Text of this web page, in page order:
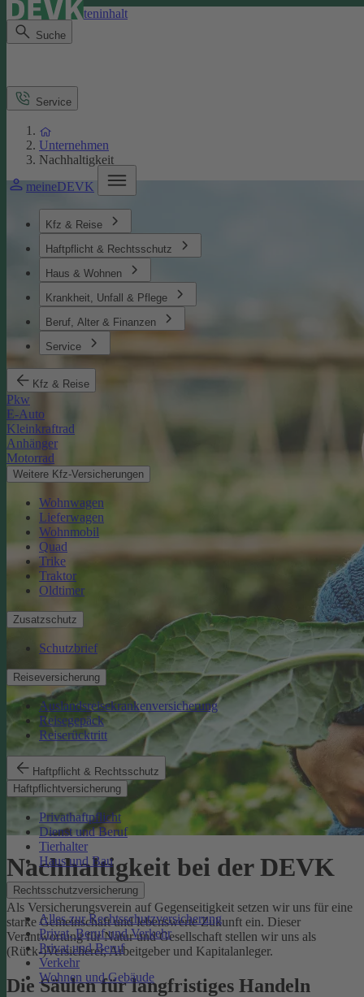
Direkt zum Seiteninhalt
Suche
meineDEVK
Kfz & Reise
Haftpflicht & Rechtsschutz
Haus & Wohnen
Krankheit, Unfall & Pflege
Beruf, Alter & Finanzen
Service
Kfz & Reise
Pkw
E-Auto
Kleinkraftrad
Anhänger
Motorrad
Weitere Kfz-Versicherungen
Wohnwagen
Lieferwagen
Wohnmobil
Quad
Trike
Traktor
Oldtimer
Zusatzschutz
Schutzbrief
Reiseversicherung
Auslandsreisekrankenversicherung
Reisegepäck
Reiserücktritt
Haftpflicht & Rechtsschutz
Haftpflichtversicherung
Privathaftpflicht
Dienst und Beruf
Tierhalter
Haus und Bau
Rechtsschutzversicherung
Alles zur Rechtsschutzversicherung
Privat, Beruf und Verkehr
Privat und Beruf
Verkehr
Wohnen und Gebäude
Service
Unternehmen
Nachhaltigkeit
Nachhaltigkeit bei der DEVK
Als Versicherungsverein auf Gegenseitigkeit setzen wir uns für eine
starke Gemeinschaft und lebenswerte Zukunft ein. Dieser
Verantwortung für Natur und Gesellschaft stellen wir uns als
(Rück-)Versicherer, Arbeitgeber und Kapitalanleger.
Die Säulen für langfristiges Handeln